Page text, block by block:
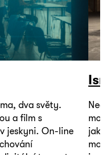
dva světy.
a film s
jeskyni. On-line
jako